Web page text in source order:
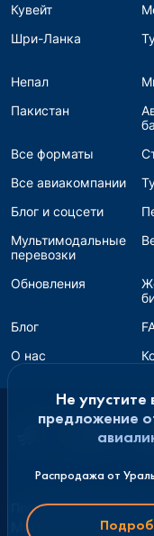
Кувейт
Шри-Ланка
Непал
Пакистан
Все форматы
Все авиакомпании
Блог и соцсети
Мультимодальные
перевозки
Обновления
Блог
О нас
Политика
Мы в соцсетях:
Не упустите
предложение
Распродажа от